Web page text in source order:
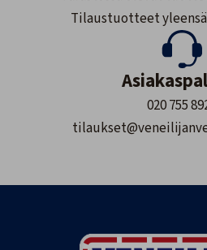
Tilaustuotteet yleensä
020 755